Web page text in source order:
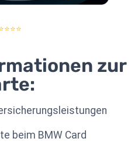
zur
beim BMW Card